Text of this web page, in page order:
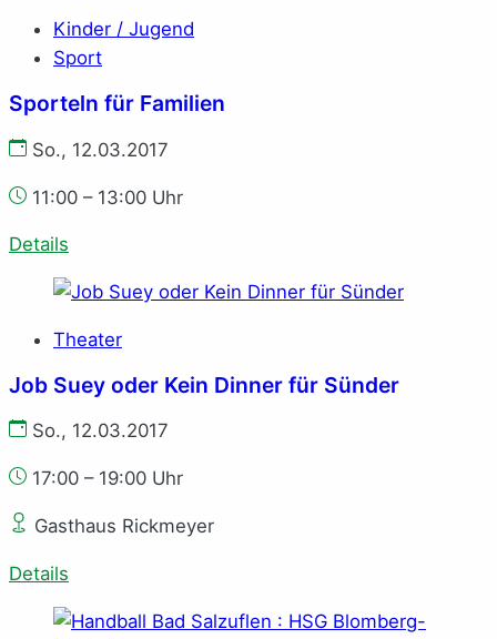
Kinder / Jugend
Sport
Sporteln für Familien
So., 12.03.2017
11:00 – 13:00 Uhr
Details
Theater
Job Suey oder Kein Dinner für Sünder
So., 12.03.2017
17:00 – 19:00 Uhr
Gasthaus Rickmeyer
Details